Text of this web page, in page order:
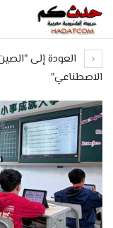
العودة إلى
الاصطناعي"